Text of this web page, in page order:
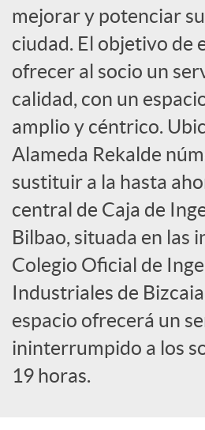
S
o
c
i
a
l
e
s
mejorar y potenciar
ciudad. El objetivo de
ofrecer al socio un
calidad, con un
amplio y céntrico.
Alameda Rekalde
sustituir a la hasta
central de Caja de
Bilbao, situada en las
Colegio Oficial de
Industriales de
espacio ofrecerá un
ininterrumpido a los
19 horas.